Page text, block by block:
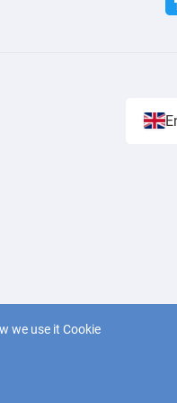
we use it Cookie